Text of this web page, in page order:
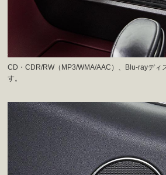
CD・CDR/RW（MP3/WMA/AAC）、Blu-rayディ
す。